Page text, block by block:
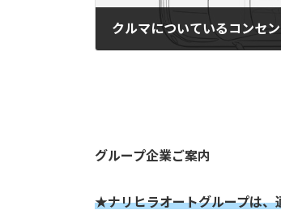
クルマについているコンセ
グループ企業ご案内
★ナリヒラオートグループは